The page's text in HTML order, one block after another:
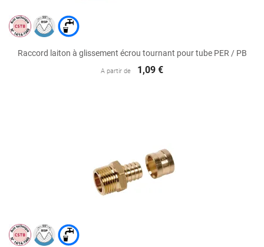
Raccord laiton à glissement écrou tournant pour tube PER / PB
A partir de 1,09 €